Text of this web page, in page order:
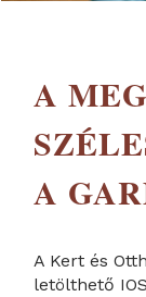
A
A
A Kert és
letölthető